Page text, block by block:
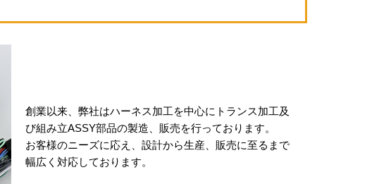
創業以来、弊社はハーネス加工を中心にトランス加工及
び組み立ASSY部品の製造、販売を行っております。
お客様のニーズに応え、設計から生産、販売に至るまで
幅広く対応しております。